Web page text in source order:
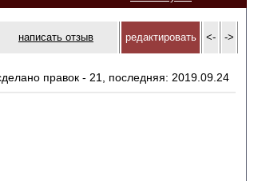
написать отзыв редактировать <- ->
правок - 21, последняя: 2019.09.24